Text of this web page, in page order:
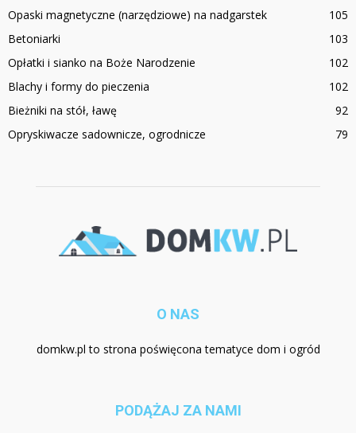
Opaski magnetyczne (narzędziowe) na nadgarstek
105
Betoniarki
103
Opłatki i sianko na Boże Narodzenie
102
Blachy i formy do pieczenia
102
Bieżniki na stół, ławę
92
Opryskiwacze sadownicze, ogrodnicze
79
O NAS
domkw.pl to strona poświęcona tematyce dom i ogród
PODĄŻAJ ZA NAMI